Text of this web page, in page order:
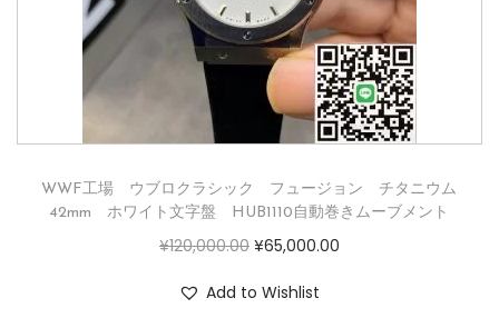
WWF工場 ウブロクラシック フュージョン チタニウム
42mm ホワイト文字盤 HUB1110自動巻きムーブメント
¥120,000.00 ¥65,000.00
Add to Wishlist